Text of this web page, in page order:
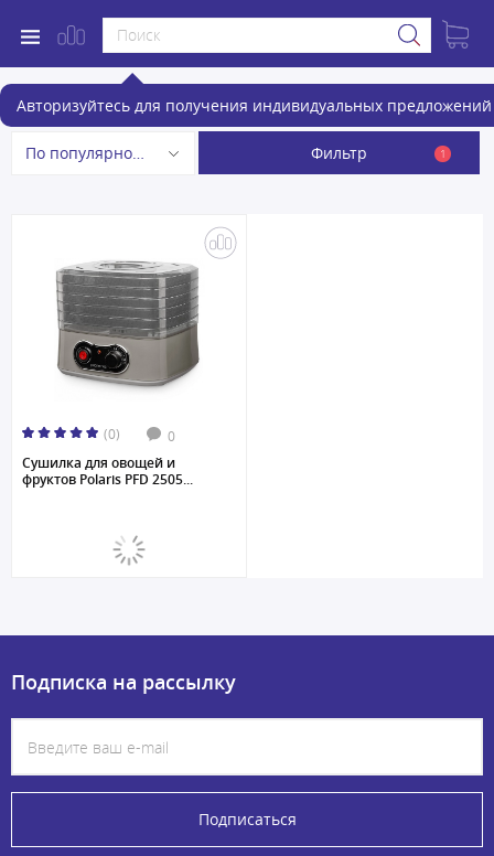
Авторизуйтесь для получения индивидуальных предложений
Сушилки для овощей и фруктов
По популярности Фильтр 1
(0) 0
Сушилка для овощей и
фруктов Polaris PFD 2505...
Подписка на рассылку
Подписаться